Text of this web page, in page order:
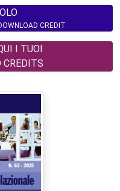
CREDIT
I TUOI
CREDITS